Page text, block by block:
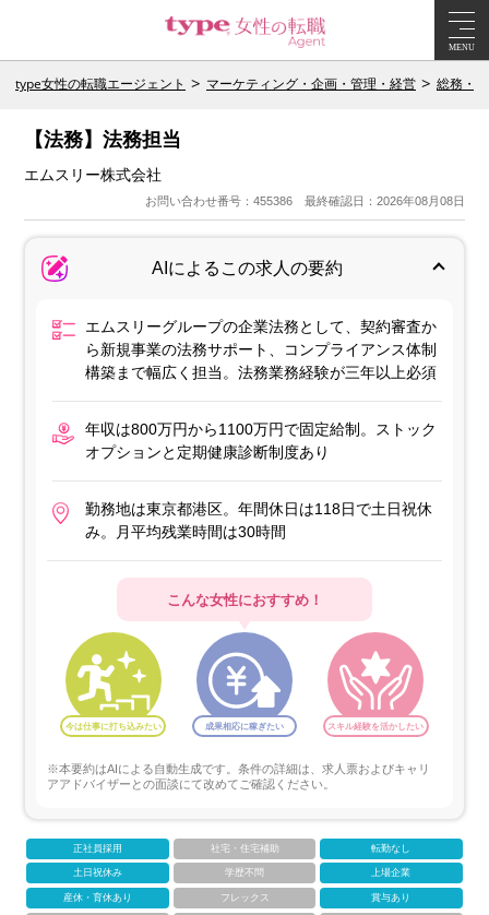
MENU
type女性の転職エージェント マーケティング・企画・管理・経営 総務・
【法務】法務担当
エムスリー株式会社
お問い合わせ番号：455386 最終確認日：2026年08月08日
AIによるこの求人の要約
エムスリーグループの企業法務として、契約審査か
ら新規事業の法務サポート、コンプライアンス体制
構築まで幅広く担当。法務業務経験が三年以上必須
年収は800万円から1100万円で固定給制。ストック
オプションと定期健康診断制度あり
勤務地は東京都港区。年間休日は118日で土日祝休
み。月平均残業時間は30時間
こんな女性におすすめ！
今は仕事に打ち込みたい 成果相応に稼ぎたい スキル経験を活かしたい
※本要約はAIによる自動生成です。条件の詳細は、求人票およびキャリ
アアドバイザーとの面談にて改めてご確認ください。
正社員採用 社宅・住宅補助 転勤なし
土日祝休み 学歴不問 上場企業
産休・育休あり フレックス 賞与あり